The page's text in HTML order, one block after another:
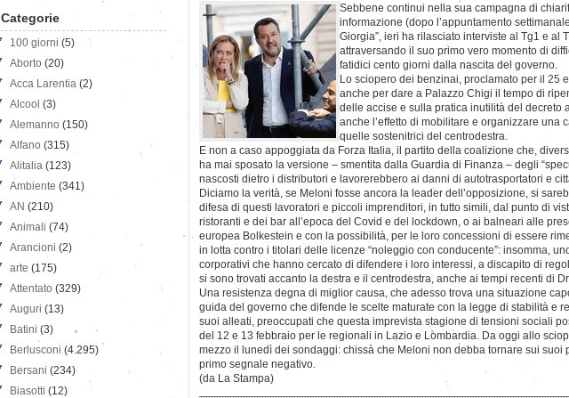
Sebbene continui nella sua campagna di
informazione (dopo l’appuntamento
Giorgia”, ieri ha rilasciato interviste al Tg1 e al
attraversando il suo primo vero momento di
fatidici cento giorni dalla nascita del governo.
Lo sciopero dei benzinai, proclamato per il 25
anche per dare a Palazzo Chigi il tempo di
delle accise e sulla pratica inutilità del decreto
anche l’effetto di mobilitare e organizzare una
quelle sostenitrici del centrodestra.
E non a caso appoggiata da Forza Italia, il partito della coalizione che,
ha mai sposato la versione – smentita dalla Guardia di Finanza – degli
nascosti dietro i distributori e lavorerebbero ai danni di autotrasportatori e
Diciamo la verità, se Meloni fosse ancora la leader dell’opposizione, si
difesa di questi lavoratori e piccoli imprenditori, in tutto simili, dal punto di
ristoranti e dei bar all’epoca del Covid e del lockdown, o ai balneari alle
europea Bolkestein e con la possibilità, per le loro concessioni di essere
in lotta contro i titolari delle licenze “noleggio con conducente”: insomma,
corporativi che hanno cercato di difendere i loro interessi, a discapito di
si sono trovati accanto la destra e il centrodestra, anche ai tempi recenti di
Una resistenza degna di miglior causa, che adesso trova una situazione
guida del governo che difende le scelte maturate con la legge di stabilità e
suoi alleati, preoccupati che questa imprevista stagione di tensioni sociali
del 12 e 13 febbraio per le regionali in Lazio e Lombardia. Da oggi allo
mezzo il lunedì dei sondaggi: chissà che Meloni non debba tornare sui suoi
primo segnale negativo.
(da La Stampa)
Categorie
100 giorni (5)
Aborto (20)
Acca Larentia (2)
Alcool (3)
Alemanno (150)
Alfano (315)
Alitalia (123)
Ambiente (341)
AN (210)
Animali (74)
Arancioni (2)
arte (175)
Attentato (329)
Auguri (13)
Batini (3)
Berlusconi (4.295)
Bersani (234)
Biasotti (12)